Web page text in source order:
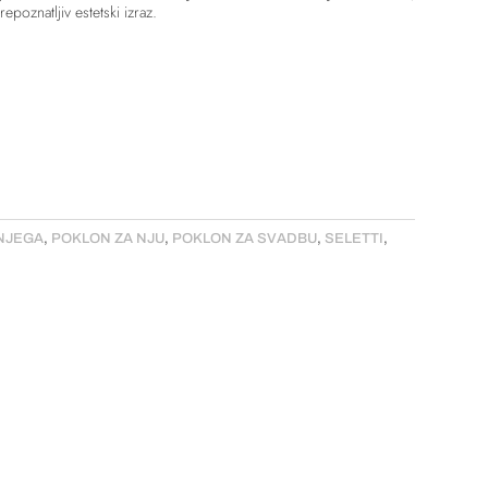
estetski izraz.
, POKLON ZA NJU, POKLON ZA SVADBU, SELETTI ,